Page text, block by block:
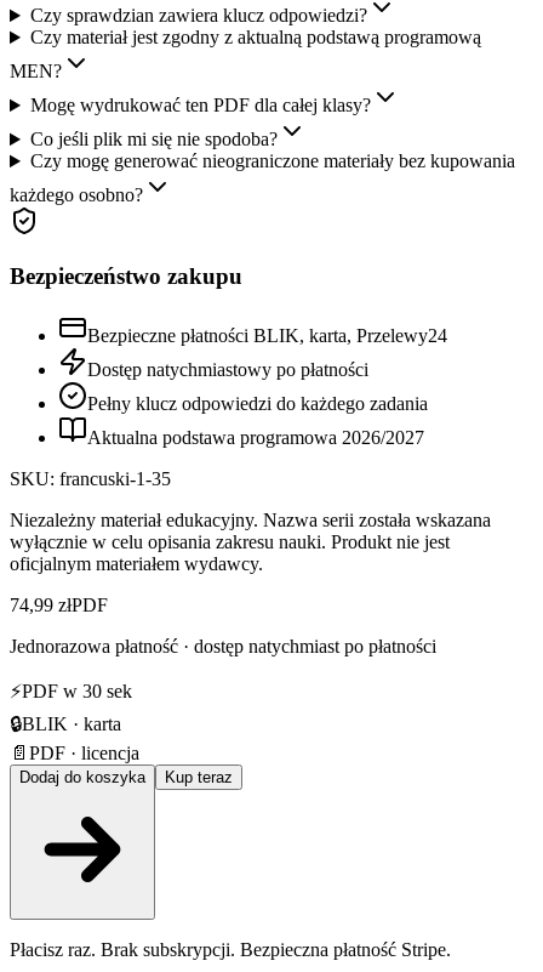
Czy sprawdzian zawiera klucz odpowiedzi?
Czy materiał jest zgodny z aktualną podstawą programową
MEN?
Mogę wydrukować ten PDF dla całej klasy?
Co jeśli plik mi się nie spodoba?
Czy mogę generować nieograniczone materiały bez kupowania
każdego osobno?
Bezpieczeństwo zakupu
Bezpieczne płatności BLIK, karta, Przelewy24
Dostęp natychmiastowy po płatności
Pełny klucz odpowiedzi do każdego zadania
Aktualna podstawa programowa 2026/2027
SKU: francuski-1-35
Niezależny materiał edukacyjny. Nazwa serii została wskazana
wyłącznie w celu opisania zakresu nauki. Produkt nie jest
oficjalnym materiałem wydawcy.
74,99 złPDF
Jednorazowa płatność · dostęp natychmiast po płatności
⚡PDF w 30 sek
🔒BLIK · karta
📄 PDF · licencja
Dodaj do koszyka Kup teraz
Płacisz raz. Brak subskrypcji. Bezpieczna płatność Stripe.